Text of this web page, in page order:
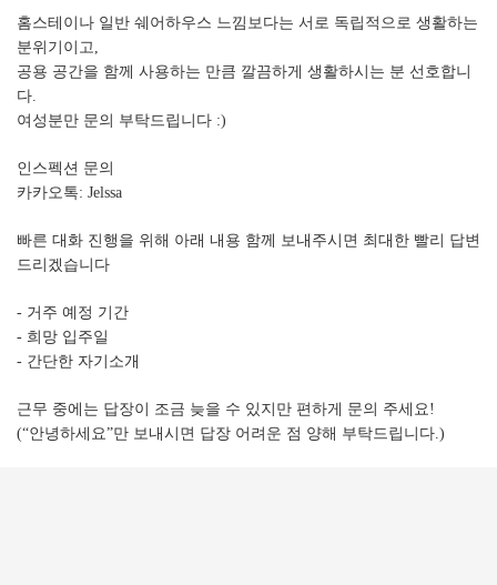
홈스테이나 일반 쉐어하우스 느낌보다는 서로 독립적으로 생활하는
분위기이고,
공용 공간을 함께 사용하는 만큼 깔끔하게 생활하시는 분 선호합니
다.
여성분만 문의 부탁드립니다 :)
인스펙션 문의
카카오톡: Jelssa
빠른 대화 진행을 위해 아래 내용 함께 보내주시면 최대한 빨리 답변
드리겠습니다
- 거주 예정 기간
- 희망 입주일
- 간단한 자기소개
근무 중에는 답장이 조금 늦을 수 있지만 편하게 문의 주세요!
(“안녕하세요”만 보내시면 답장 어려운 점 양해 부탁드립니다.)